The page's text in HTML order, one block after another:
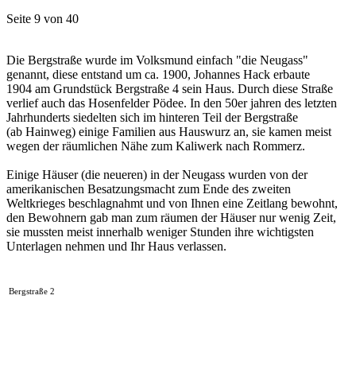
Seite 9 von 40
Die Bergstraße wurde im Volksmund einfach "die Neugass"
genannt, diese entstand um ca. 1900, Johannes Hack erbaute
1904 am Grundstück Bergstraße 4 sein Haus. Durch diese Straße
verlief auch das Hosenfelder Pödee. In den 50er jahren des letzten
Jahrhunderts siedelten sich im hinteren Teil der Bergstraße
(ab Hainweg) einige Familien aus Hauswurz an, sie kamen meist
wegen der räumlichen Nähe zum Kaliwerk nach Rommerz.
Einige Häuser (die neueren) in der Neugass wurden von der
amerikanischen Besatzungsmacht zum Ende des zweiten
Weltkrieges beschlagnahmt und von Ihnen eine Zeitlang bewohnt,
den Bewohnern gab man zum räumen der Häuser nur wenig Zeit,
sie mussten meist innerhalb weniger Stunden ihre wichtigsten
Unterlagen nehmen und Ihr Haus verlassen.
Bergstraße 2